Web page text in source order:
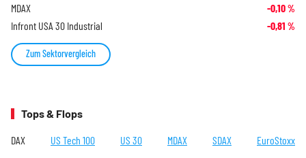
MDAX -0,10%
Infront USA 30 Industrial -0,81 %
Zum Sektorvergleich
Tops & Flops
DAX US Tech 100 US 30 MDAX SDAX EuroStoxx